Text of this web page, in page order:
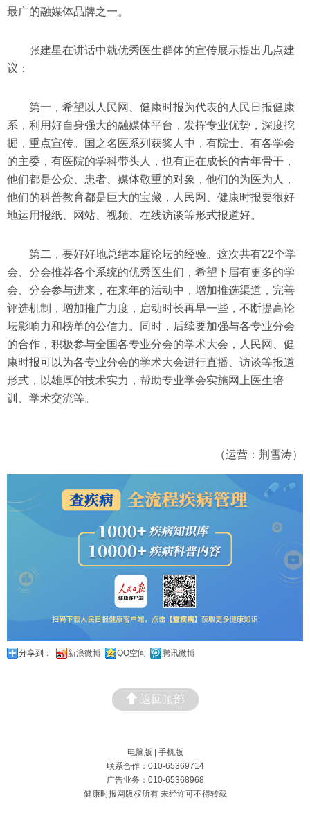
最广的融媒体品牌之一。
张建星在讲话中就优秀医生群体的宣传展示提出几点建
议：
第一，希望以人民网、健康时报为代表的人民日报健康
系，利用好自身强大的融媒体平台，发挥专业优势，深度挖
掘，重点宣传。国之名医系列获奖人中，有院士、有各学会
的主委，有医院的学科带头人，也有正在成长的青年骨干，
他们都是公众、患者、媒体敬重的对象，他们的为医为人，
他们的科普教育都是巨大的宝藏，人民网、健康时报要很好
地运用报纸、网站、视频、在线访谈等形式报道好。
第二，要好好地总结本届论坛的经验。这次共有22个学
会、分会推荐各个系统的优秀医生们，希望下届有更多的学
会、分会参与进来，在来年的活动中，增加推选渠道，完善
评选机制，增加推广力度，启动时长再早一些，不断提高论
坛影响力和榜单的公信力。同时，后续要加强与各专业分会
的合作，积极参与全国各专业分会的学术大会，人民网、健
康时报可以为各专业分会的学术大会进行直播、访谈等报道
形式，以雄厚的技术实力，帮助专业学会实施网上医生培
训、学术交流等。
（运营：荆雪涛）
分享到： 新浪微博 QQ空间 腾讯微博
返回顶部
电脑版 | 手机版
联系合作：010-65369714
广告业务：010-65368968
健康时报网版权所有 未经许可不得转载